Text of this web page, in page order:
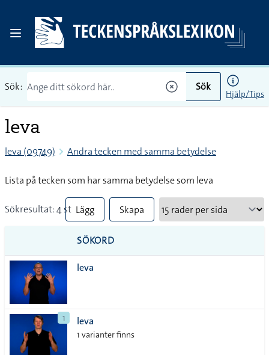
Sök: Sök
Hjälp/Tips
leva
leva (09749) Andra tecken med samma betydelse
Lista på tecken som har samma betydelse som leva
Sökresultat: 4 st Lägg
till
alla i
Skapa
SÖKORD
leva
1 leva
1 varianter finns